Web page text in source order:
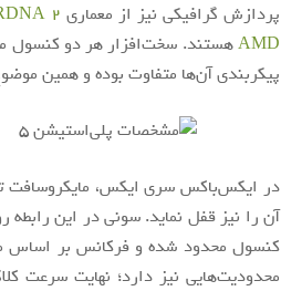
پردازش گرافیکی نیز از معماری 2
AMDهستند. سخت‌افزار هر دو کنسول
پیکربندی آن‌ها متفاوت بوده و همین
در ایکس‌باکس سری ایکس، مایکروسافت
کنسول محدود شده و فرکانس بر اساس